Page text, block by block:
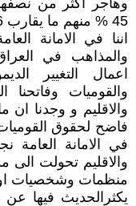
وهاجر اكثر من
45 % منهم ما يقارب 36 الف نسمة
اننا في الامانة
والمذاهب في
اعمال التغيير
والقوميات
والاقليم و وجدنا
فاضح لحقوق
في الامانة العامة
والاقليم تحولت الى
منظمات وشخصيات
يكثرالحديث فيها